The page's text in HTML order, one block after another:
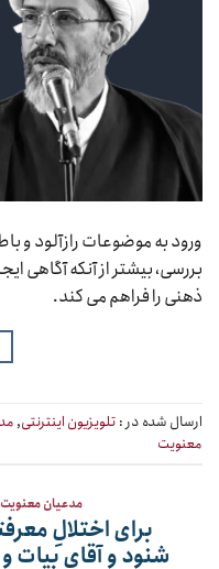
ورود به موضوعات رازآلود و
بررسی، بیشتر از آنکه آگاهی
ذهنی را فراهم می کند.
ارسال شده در : تلویزیون اینترنتی,
معنویت
مدعیان معنویت
برای اختلالِ
شنود و آقای بیات